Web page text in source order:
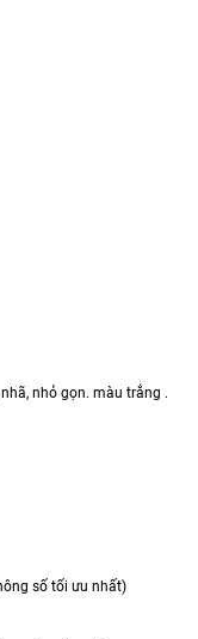
nhỏ gọn. màu trắng .
số tối ưu nhất)